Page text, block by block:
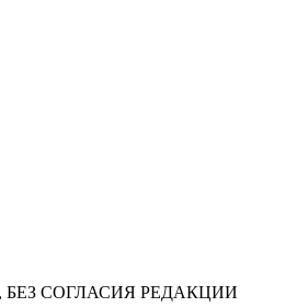
СОГЛАСИЯ РЕДАКЦИИ